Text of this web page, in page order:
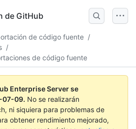
de GitHub
de código fuente /
/
de código fuente
Enterprise Server se
07-09. No se realizarán
ni siquiera para problemas de
obtener rendimiento mejorado,